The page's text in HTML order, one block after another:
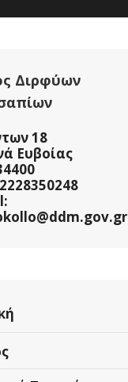
Διρφύων
18
Ευβοίας